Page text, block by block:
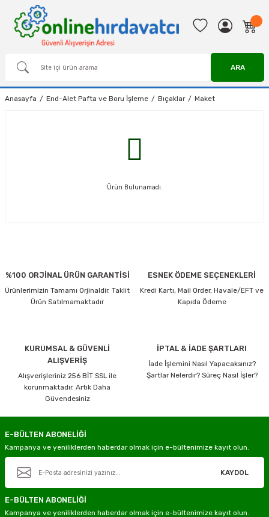
ARA
Anasayfa End-Alet Pafta ve Boru İşleme Bıçaklar Maket
Ürün Bulunamadı.
%100 ORJİNAL ÜRÜN GARANTİSİ
Ürünlerimizin Tamamı Orjinaldir. Taklit
Ürün Satılmamaktadır
ESNEK ÖDEME SEÇENEKLERİ
Kredi Kartı, Mail Order, Havale/EFT ve
Kapıda Ödeme
KURUMSAL & GÜVENLİ
ALIŞVERİŞ
Alışverişleriniz 256 BİT SSL ile
korunmaktadır. Artık Daha
Güvendesiniz
İPTAL & İADE ŞARTLARI
İade İşlemini Nasıl Yapacaksınız?
Şartlar Nelerdir? Süreç Nasıl İşler?
E-BÜLTEN ABONELİĞİ
Kampanya ve yeniliklerden haberdar olmak için e-bültenimize kayıt olun.
KAYDOL
E-BÜLTEN ABONELİĞİ
Kampanya ve yeniliklerden haberdar olmak için e-bültenimize kayıt olun.